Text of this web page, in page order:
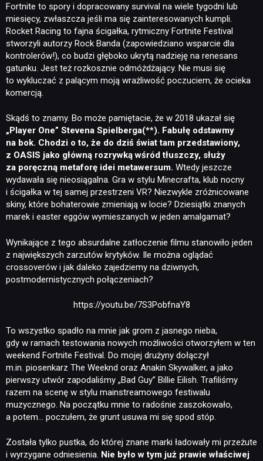
NEWSY
RECENZJE
PUBLICYSTYKA
KULTURA
RETRO
TECHNOLOGIE
DYSKUSJE
JUŻ GRALIŚMY
Fortnite to spory i dopracowany survival na wiele tygodni lub
miesięcy, zwłaszcza jeśli ma się zainteresowanych kumpli.
Rocket Racing to fajna ścigałka, rytmiczny Fortnite Festival
stworzyli autorzy Rock Banda (zapowiedziano wsparcie dla
kontrolerów!), co budzi głęboko ukrytą nadzieję na renesans
gatunku. Jest też rozkosznie odmóżdżający. Nie musi się
to wykluczać z palącym moją wrażliwość poczuciem, że ocieka
komercją.
Skądś to znamy. Bo może pamiętacie, że w 2018 ukazał się
„Player One” Stevena Spielberga(**). Fabułę odstawmy
na bok. Chodzi o to, że do dziś świat tam przedstawiony,
z OASIS jako główną rozrywką wśród tłuszczy, służy
za poręczną metaforę idei metawersum. Wtedy jeszcze
wydawała się nieosiągalna. Gra w stylu Minecrafta, klub nocny
i ścigałka w tej samej przestrzeni VR? Niezwykle zróżnicowane
skiny, które bohaterowie zmieniają w locie? Dziesiątki znanych
marek i easter eggów wymieszanych w jeden amalgamat?
Wynikające z tego absurdalne zatłoczenie filmu stanowiło jeden
z największych zarzutów krytyków. Ile można oglądać
crossoverów i jak daleko zajedziemy na dziwnych,
postmodernistycznych połączeniach?
https://youtu.be/7S3PobfnaY8
To wszystko spadło na mnie jak grom z jasnego nieba,
gdy w ramach testowania nowych możliwości otworzyłem w ten
weekend Fortnite Festival. Do mojej drużyny dołączył
m.in. piosenkarz The Weeknd oraz Anakin Skywalker, a jako
pierwszy utwór zapodaliśmy „Bad Guy” Billie Eilish. Trafiliśmy
razem na scenę w stylu mainstreamowego festiwalu
muzycznego. Na początku mnie to radośnie zaszokowało,
a potem… poczułem, że grunt usuwa mi się spod stóp.
Została tylko pustka, do której znane marki ładowały mi przeżute
i wyrzygane odniesienia. Nie było w tym już prawie właściwej